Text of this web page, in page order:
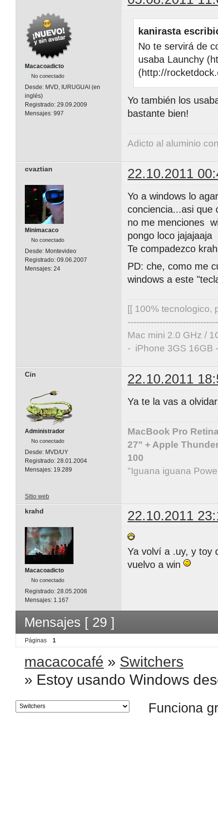
Macacoadicto
No conectado
Desde: MVD, IURUGUAI (en
inglés)
Registrado: 29.09.2009
Mensajes: 997
kanirasta
No te servirá de
usaba Launchy
(http://
Yo también los
bastante bien!
Adicto al aluminio
cvaztian 22.10.2011
Minimacaco
No conectado
Desde: Montevideo
Registrado: 09.06.2007
Mensajes: 24
Yo a windows lo
conciencia...asi que
no me menciones
pongo loco jajajaaja
Te compadezco
PD: che, como me
windows a este
[[ 100% tecnologico,
Mac mini 2.0 GHz /
- iPhone 3GS 16GB
Cin 22.10.2011
Administrador
No conectado
Desde: MVD/UY
Registrado: 28.01.2004
Mensajes: 19.289
Ya te la vas a
MacBook Pro
27" + Apple
100
"Iguana iguana
Sitio web
krahd 22.10.2011
Macacoadicto
No conectado
Registrado: 28.05.2008
Mensajes: 1.167
Ya volví a .uy, y toy
vuelvo a win
Mensajes [ 29 ]
Páginas 1
macacocafé » Switchers
» Estoy usando Windows
Funciona